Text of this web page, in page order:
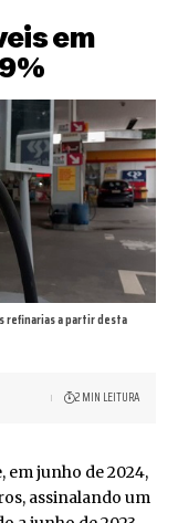
em
refinarias a partir desta
2 MIN LEITURA
em junho de 2024,
assinalando um